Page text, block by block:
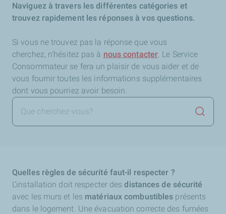
Naviguez à travers les différentes catégories et
trouvez rapidement les réponses à vos questions.
Si vous ne trouvez pas la réponse que vous
cherchez, n'hésitez pas à nous contacter. Le Service
Consommateur se fera un plaisir de vous aider et de
vous fournir toutes les informations supplémentaires
dont vous pourriez avoir besoin.
Quelles règles de sécurité faut-il respecter ?
L’installation doit respecter desdistances de sécurité
avec les murs et les matériaux combustibles présents
dans le logement. Une évacuation correcte des fumées